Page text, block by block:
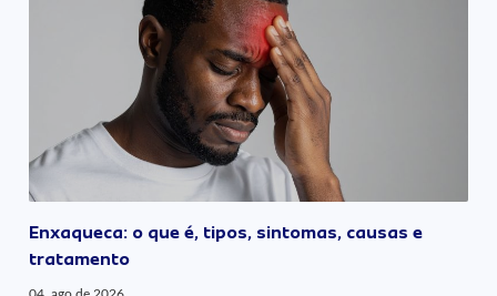
Enxaqueca: o que é, tipos, sintomas, causas e
tratamento